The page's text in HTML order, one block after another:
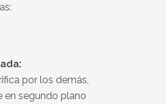
por los demás,
en segundo plano